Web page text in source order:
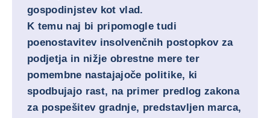
gospodinjstev kot vlad.
K temu naj bi pripomogle tudi
poenostavitev insolvenčnih postopkov za
podjetja in nižje obrestne mere ter
pomembne nastajajoče politike, ki
spodbujajo rast, na primer predlog zakona
za pospešitev gradnje, predstavljen marca,